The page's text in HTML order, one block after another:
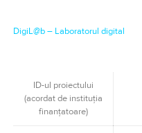
DigiL@b – Laboratorul digital
ID-ul proiectului
(acordat de instituţia
finanţatoare)